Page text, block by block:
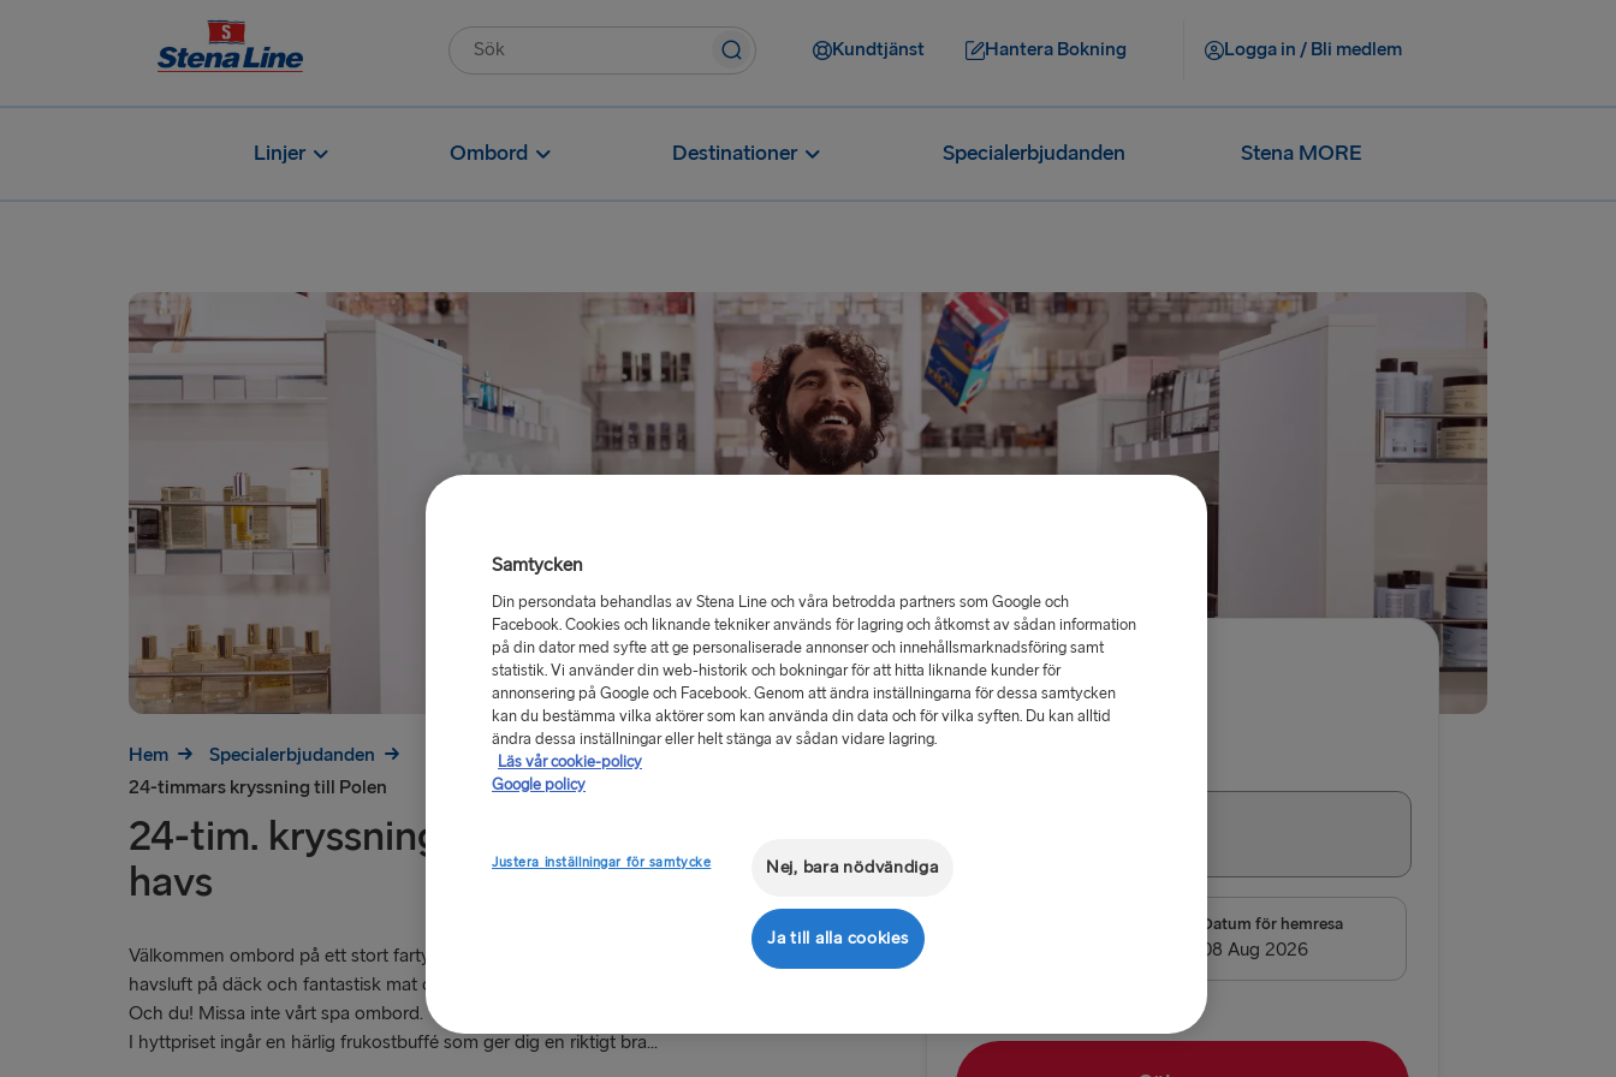
Kundtjänst Hantera Bokning Logga in / Bli medlem
Linjer Ombord Destinationer Specialerbjudanden Stena MORE
Hem
Specialerbjudanden
24-timmars kryssning till Polen
24-tim. kryssning: En dag till
havs
Välkommen ombord på ett stort fartyg med gott om plats, frisk
havsluft på däck och fantastisk mat och dryck i restaurangerna.
Och du! Missa inte vårt spa ombord.
I hyttpriset ingår en härlig frukostbuffé som ger dig en riktigt bra...
Från 413 kr/person
Datum för hemresa
Samtycken
Din persondata behandlas av Stena Line och våra betrodda partners som Google och
Facebook. Cookies och liknande tekniker används för lagring och åtkomst av sådan information
på din dator med syfte att ge personaliserade annonser och innehållsmarknadsföring samt
statistik. Vi använder din web-historik och bokningar för att hitta liknande kunder för
annonsering på Google och Facebook. Genom att ändra inställningarna för dessa samtycken
kan du bestämma vilka aktörer som kan använda din data och för vilka syften. Du kan alltid
ändra dessa inställningar eller helt stänga av sådan vidare lagring.
Läs vår cookie-policy
Google policy
Justera inställningar för samtycke Nej, bara nödvändiga
Ja till alla cookies